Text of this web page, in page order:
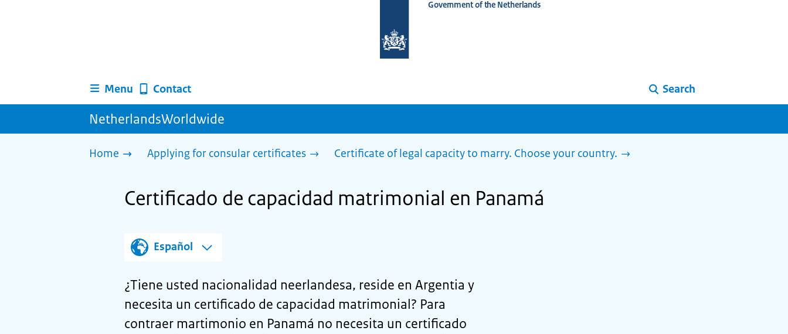
homepage
Government of the Netherlands
Menu Contact Search
NetherlandsWorldwide
Home Applying for consular certificates Certificate of legal capacity to marry. Choose your country.
Certificado de capacidad matrimonial en Panamá
Español
¿Tiene usted nacionalidad neerlandesa, reside en Argentia y
necesita un certificado de capacidad matrimonial? Para
contraer martimonio en Panamá no necesita un certificado